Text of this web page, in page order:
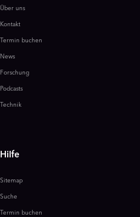
Über uns
Kontakt
Termin buchen
News
Forschung
Podcasts
Technik
Hilfe
Sitemap
Suche
Termin buchen